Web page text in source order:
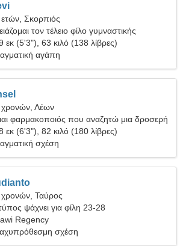
Σκορπιός
τον τέλειο φίλο γυμναστικής
εκ (5'3"), 63 κιλό (138 λίβρες)
αγάπη
Λέων
φαρμακοποιός που αναζητώ μια δροσερή
εκ (6'3"), 82 κιλό (180 λίβρες)
σχέση
Ταύρος
ψάχνει για φίλη 23-28
Regency
σχέση